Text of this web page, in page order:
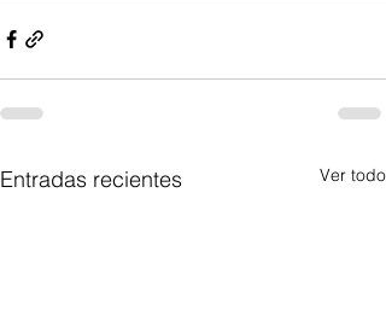
Entradas recientes Ver todo